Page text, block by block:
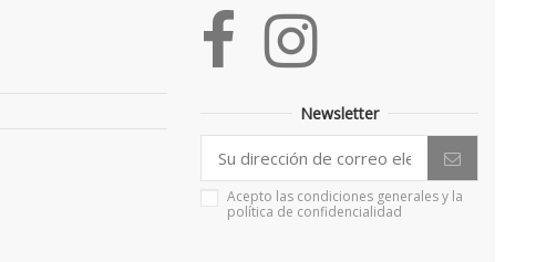
Newsletter
Acepto las condiciones generales y la
política de confidencialidad